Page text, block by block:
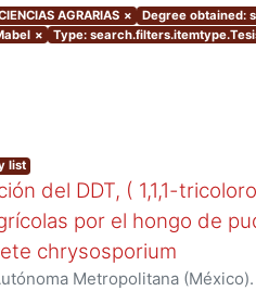
AGRARIAS × Degree obtained:
× Type:
list
del DDT, ( 1,1,1-
por el hongo de
chrysosporium
Metropolitana